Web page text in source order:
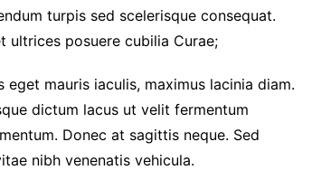
turpis sed scelerisque consequat.
ultrices posuere cubilia Curae;
mauris iaculis, maximus lacinia diam.
dictum lacus ut velit fermentum
Donec at sagittis neque. Sed
nibh venenatis vehicula.